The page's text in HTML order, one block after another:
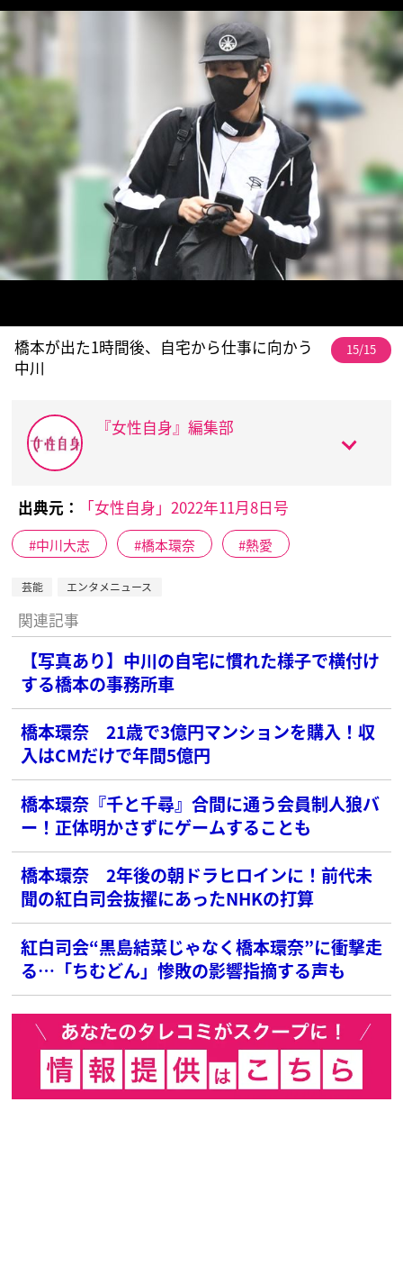
橋本が出た1時間後、自宅から仕事に向かう
中川
15/15
『女性自身』編集部
出典元： 「女性自身」2022年11月8日号
中川大志 橋本環奈 熱愛
芸能 エンタメニュース
関連記事
【写真あり】中川の自宅に慣れた様子で横付け
する橋本の事務所車
橋本環奈 21歳で3億円マンションを購入！収
入はCMだけで年間5億円
橋本環奈『千と千尋』合間に通う会員制人狼バ
ー！正体明かさずにゲームすることも
橋本環奈 2年後の朝ドラヒロインに！前代未
聞の紅白司会抜擢にあったNHKの打算
紅白司会“黒島結菜じゃなく橋本環奈”に衝撃走
る…「ちむどん」惨敗の影響指摘する声も